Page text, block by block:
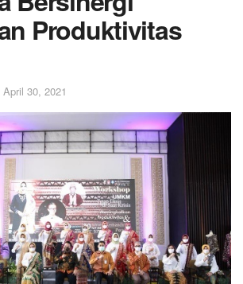
Produktivitas
April 30, 2021